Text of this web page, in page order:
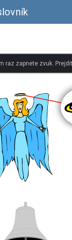
raz zapnete zvuk.